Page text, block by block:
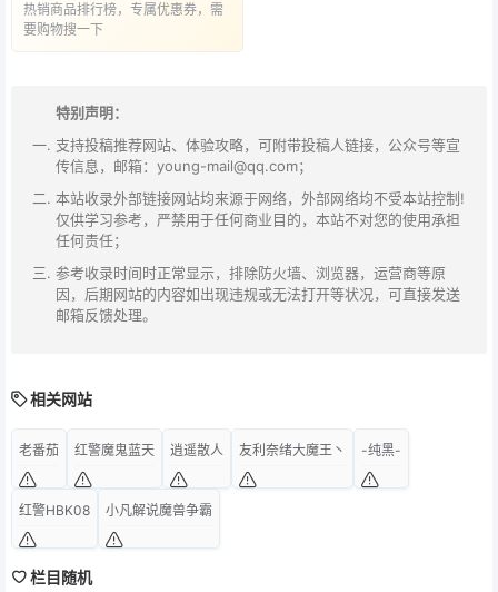
热销商品排行榜，专属优惠券，需
要购物搜一下
特别声明：
支持投稿推荐网站、体验攻略，可附带投稿人链接，公众号等宣
传信息，邮箱：young-mail@qq.com；
本站收录外部链接网站均来源于网络，外部网络均不受本站控制!
仅供学习参考，严禁用于任何商业目的，本站不对您的使用承担
任何责任；
参考收录时间时正常显示，排除防火墙、浏览器，运营商等原
因，后期网站的内容如出现违规或无法打开等状况，可直接发送
邮箱反馈处理。
相关网站
老番茄 红警魔鬼蓝天 逍遥散人 友利奈绪大魔王丶 -纯黑-
红警HBK08 小凡解说魔兽争霸
栏目随机